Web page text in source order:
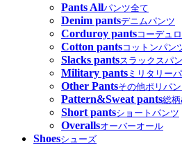
Pants Allパンツ全て
Denim pantsデニムパンツ
Corduroy pantsコーデュ
Cotton pantsコットンパン
Slacks pantsスラックスパ
Military pants ミリタリー
Other Pantsその他ポリパ
Pattern&Sweat pants総
Short pantsショートパンツ
Overallsオーバーオール
Shoesシューズ